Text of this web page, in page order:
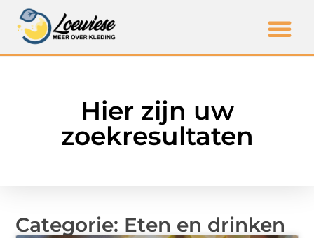
Hier zijn uw
zoekresultaten
Categorie: Eten en drinken